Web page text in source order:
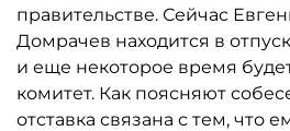
правительстве. Сейчас
Домрачев находится в
и еще некоторое время
комитет. Как поясняют
отставка связана с тем, что